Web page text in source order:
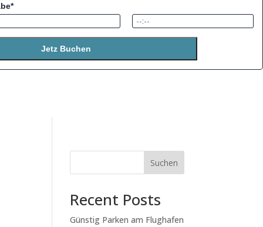
Jetz Buchen
Suchen
Recent Posts
Günstig Parken am Flughafen